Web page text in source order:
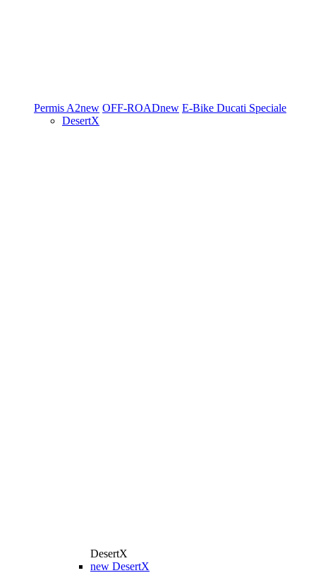
Permis A2new OFF-ROADnew E-Bike Ducati Speciale
DesertX
DesertX
new DesertX